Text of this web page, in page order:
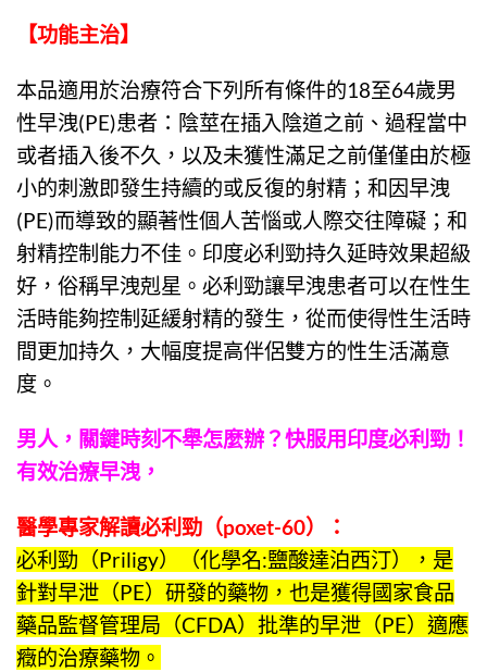
【功能主治】
本品適用於治療符合下列所有條件的18至64歲男
性早洩(PE)患者：陰莖在插入陰道之前、過程當中
或者插入後不久，以及未獲性滿足之前僅僅由於極
小的刺激即發生持續的或反復的射精；和因早洩
(PE)而導致的顯著性個人苦惱或人際交往障礙；和
射精控制能力不佳。 印度必利勁持久延時效果超級
好，俗稱早洩剋星。 必利勁讓早洩患者可以在性生
活時能夠控制延緩射精的發生，從而使得性生活時
間更加持久，大幅度提高伴侶雙方的性生活滿意
度。
男人，關鍵時刻不舉怎麼辦？快服用印度必利勁 ！
有效治療早洩，
醫學專家解讀必利勁 （poxet-60）：
必利勁 （Priligy）（化學名:鹽酸達泊西汀），是
針對早泄（PE）研發的藥物，也是獲得國家食品
藥品監督管理局（CFDA）批準的早泄（PE）適應
癥的治療藥物。